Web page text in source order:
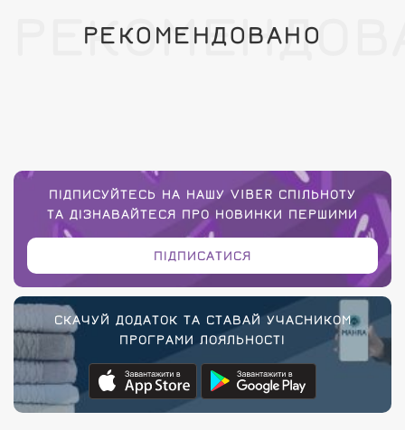
РЕКОМЕНДОВАНО
ПІДПИСУЙТЕСЬ НА НАШУ VIBER СПІЛЬНОТУ
ТА ДІЗНАВАЙТЕСЯ ПРО НОВИНКИ ПЕРШИМИ
ПІДПИСАТИСЯ
СКАЧУЙ ДОДАТОК ТА СТАВАЙ УЧАСНИКОМ
ПРОГРАМИ ЛОЯЛЬНОСТІ